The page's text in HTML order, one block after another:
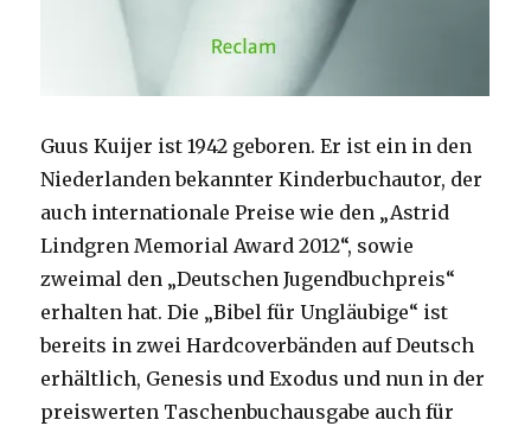
Guus Kuijer ist 1942 geboren. Er ist ein in den
Niederlanden bekannter Kinderbuchautor, der
auch internationale Preise wie den „Astrid
Lindgren Memorial Award 2012“, sowie
zweimal den „Deutschen Jugendbuchpreis“
erhalten hat. Die „Bibel für Ungläubige“ ist
bereits in zwei Hardcoverbänden auf Deutsch
erhältlich, Genesis und Exodus und nun in der
preiswerten Taschenbuchausgabe auch für